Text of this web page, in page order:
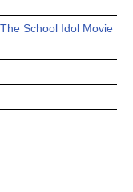
School Idol Movie